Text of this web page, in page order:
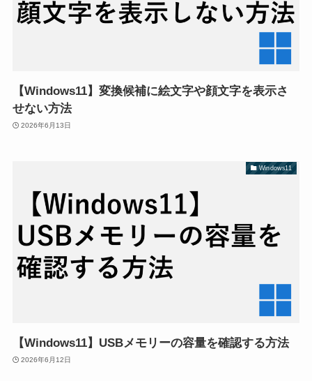
【Windows11】変換候補に絵文字や顔文字を表示さ
せない方法
2026年6月13日
Windows11
【Windows11】USBメモリーの容量を確認する方法
2026年6月12日